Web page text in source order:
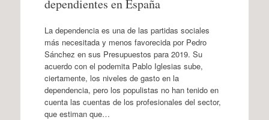
dependientes en España
La dependencia es una de las partidas sociales
más necesitada y menos favorecida por Pedro
Sánchez en sus Presupuestos para 2019. Su
acuerdo con el podemita Pablo Iglesias sube,
ciertamente, los niveles de gasto en la
dependencia, pero los populistas no han tenido en
cuenta las cuentas de los profesionales del sector,
que estiman que…